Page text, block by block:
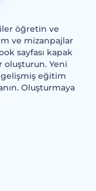
öğretin ve
ve mizanpajlar
sayfası kapak
oluşturun. Yeni
eğitim
Oluşturmaya